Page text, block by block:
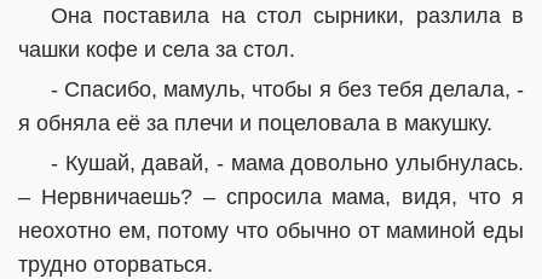
Она поставила на стол сырники, разлила в
чашки кофе и села за стол.
- Спасибо, мамуль, чтобы я без тебя делала, -
я обняла её за плечи и поцеловала в макушку.
- Кушай, давай, - мама довольно улыбнулась.
– Нервничаешь? – спросила мама, видя, что я
неохотно ем, потому что обычно от маминой еды
трудно оторваться.